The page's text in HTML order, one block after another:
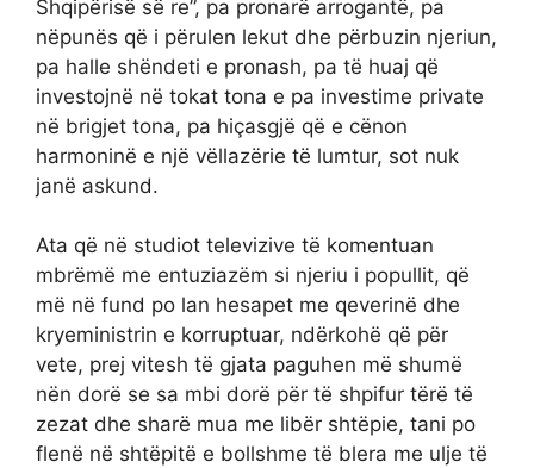
Shqipërisë së re”, pa pronarë arrogantë, pa
nëpunës që i përulen lekut dhe përbuzin njeriun,
pa halle shëndeti e pronash, pa të huaj që
investojnë në tokat tona e pa investime private
në brigjet tona, pa hiçasgjë që e cënon
harmoninë e një vëllazërie të lumtur, sot nuk
janë askund.
Ata që në studiot televizive të komentuan
mbrëmë me entuziazëm si njeriu i popullit, që
më në fund po lan hesapet me qeverinë dhe
kryeministrin e korruptuar, ndërkohë që për
vete, prej vitesh të gjata paguhen më shumë
nën dorë se sa mbi dorë për të shpifur tërë të
zezat dhe sharë mua me libër shtëpie, tani po
flenë në shtëpitë e bollshme të blera me ulje të